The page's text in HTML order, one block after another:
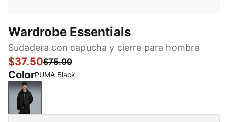
Wardrobe Essentials
Sudadera con capucha y cierre para hombre
$37.50$75.00
ColorPUMA Black
PUMA Black